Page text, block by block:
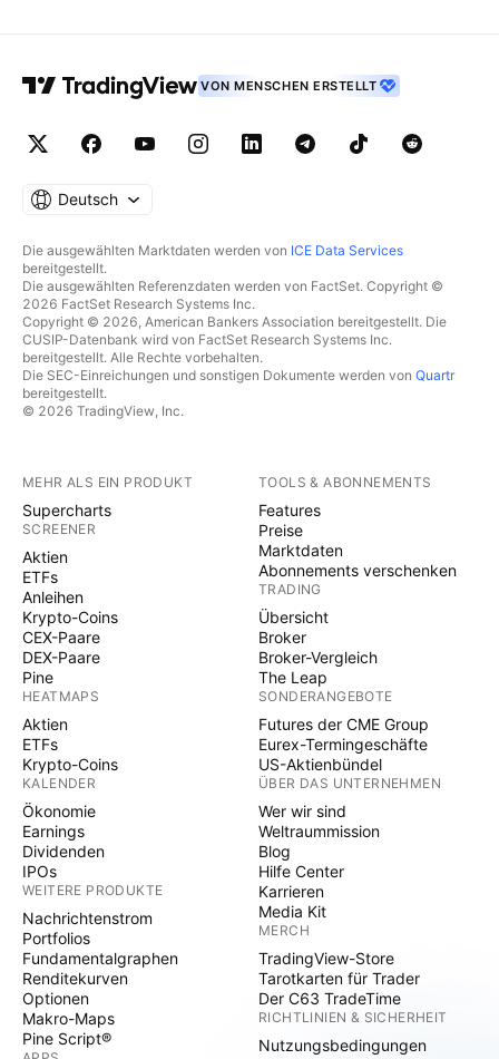
VON MENSCHEN ERSTELLT
Deutsch
Die ausgewählten Marktdaten werden von ICE Data Services
bereitgestellt.
Die ausgewählten Referenzdaten werden von FactSet. Copyright ©
2026 FactSet Research Systems Inc.
Copyright © 2026, American Bankers Association bereitgestellt. Die
CUSIP-Datenbank wird von FactSet Research Systems Inc.
bereitgestellt. Alle Rechte vorbehalten.
Die SEC-Einreichungen und sonstigen Dokumente werden von Quartr
bereitgestellt.
© 2026 TradingView, Inc.
MEHR ALS EIN PRODUKT
Supercharts
SCREENER
Aktien
ETFs
Anleihen
Krypto-Coins
CEX-Paare
DEX-Paare
Pine
HEATMAPS
Aktien
ETFs
Krypto-Coins
KALENDER
Ökonomie
Earnings
Dividenden
IPOs
WEITERE PRODUKTE
Nachrichtenstrom
Portfolios
Fundamentalgraphen
Renditekurven
Optionen
Makro-Maps
Pine Script®
TOOLS & ABONNEMENTS
Features
Preise
Marktdaten
Abonnements verschenken
TRADING
Übersicht
Broker
Broker-Vergleich
The Leap
SONDERANGEBOTE
Futures der CME Group
Eurex-Termingeschäfte
US-Aktienbündel
ÜBER DAS UNTERNEHMEN
Wer wir sind
Weltraummission
Blog
Hilfe Center
Karrieren
Media Kit
MERCH
TradingView-Store
Tarotkarten für Trader
Der C63 TradeTime
RICHTLINIEN & SICHERHEIT
Nutzungsbedingungen